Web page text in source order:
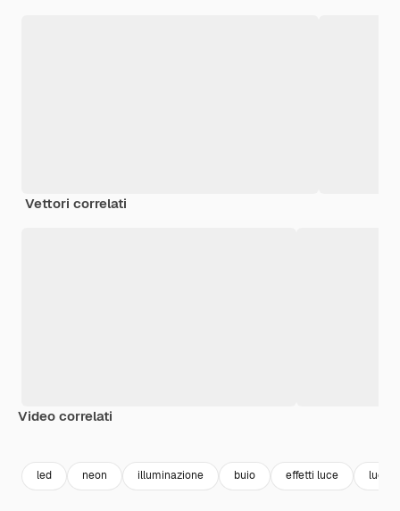
Vettori correlati
Video correlati
led neon illuminazione buio effetti luce luce